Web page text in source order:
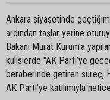
Ankara siyasetinde
ardından taşlar yerine
Bakanı Murat Kurum’a
kulislerde "AK Parti’ye
beraberinde getiren süreç,
AK Parti’ye katılımıyla